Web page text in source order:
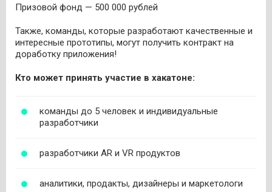
Призовой фонд — 500 000 рублей
Также, команды, которые разработают качественные и
интересные прототипы, могут получить контракт на
доработку приложения!
Кто может принять участие в хакатоне:
команды до 5 человек и индивидуальные
разработчики
разработчики AR и VR продуктов
аналитики, продакты, дизайнеры и маркетологи